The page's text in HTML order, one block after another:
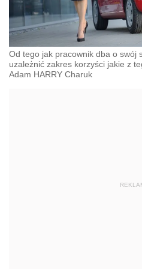
Od tego jak pracownik dba o swój
uzależnić zakres korzyści jakie z
Adam HARRY Charuk